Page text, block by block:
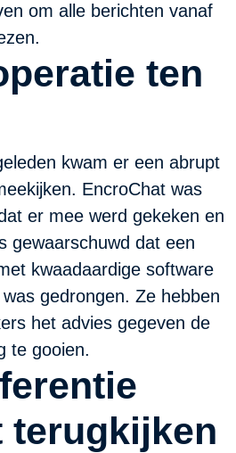
om alle berichten vanaf
ten
kwam er een abrupt
EncroChat was
er mee werd gekeken en
gewaarschuwd dat een
kwaadaardige software
gedrongen. Ze hebben
het advies gegeven de
te gooien.
terugkijken